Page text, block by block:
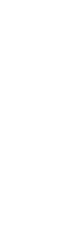
реализации программы